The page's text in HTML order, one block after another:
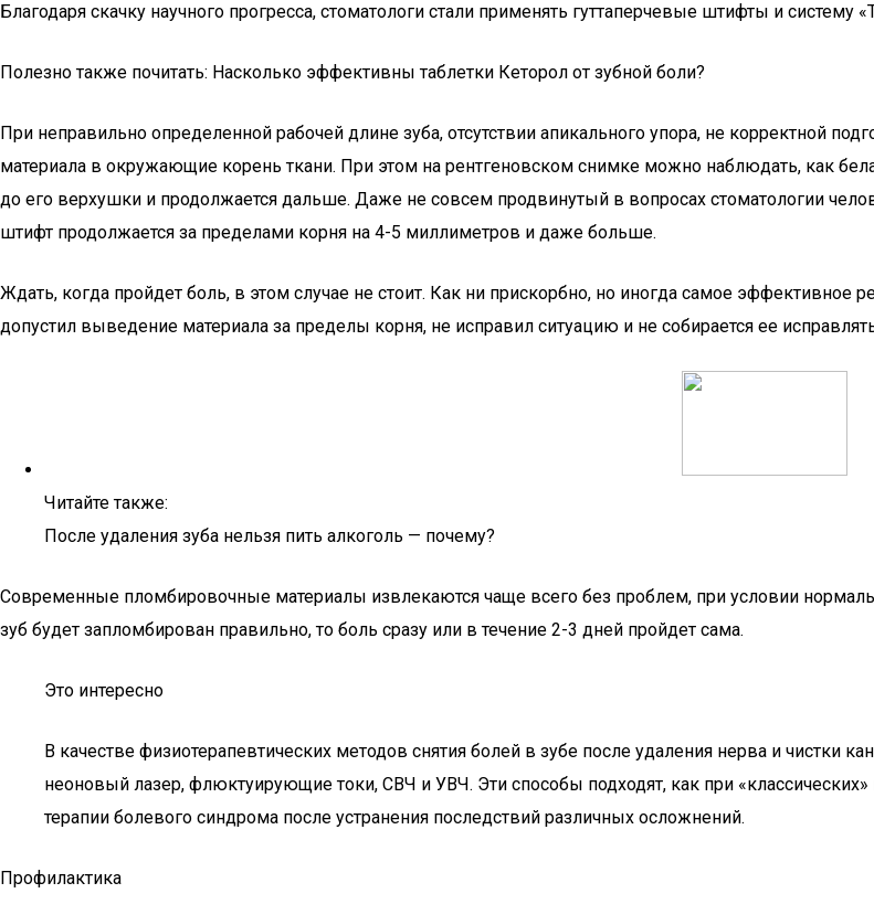
Благодаря скачку научного прогресса, стоматологи стали применять гуттаперчевые штифты и
Полезно также почитать: Насколько эффективны таблетки Кеторол от зубной боли?
При неправильно определенной рабочей длине зуба, отсутствии апикального упора, не корректной
материала в окружающие корень ткани. При этом на рентгеновском снимке можно наблюдать, как
до его верхушки и продолжается дальше. Даже не совсем продвинутый в вопросах стоматологии
штифт продолжается за пределами корня на 4-5 миллиметров и даже больше.
Ждать, когда пройдет боль, в этом случае не стоит. Как ни прискорбно, но иногда самое эффективное
допустил выведение материала за пределы корня, не исправил ситуацию и не собирается ее
Читайте также:
После удаления зуба нельзя пить алкоголь — почему?
Современные пломбировочные материалы извлекаются чаще всего без проблем, при условии
зуб будет запломбирован правильно, то боль сразу или в течение 2-3 дней пройдет сама.
Это интересно
В качестве физиотерапевтических методов снятия болей в зубе после удаления нерва и чистки
неоновый лазер, флюктуирующие токи, СВЧ и УВЧ. Эти способы подходят, как при
терапии болевого синдрома после устранения последствий различных осложнений.
Профилактика